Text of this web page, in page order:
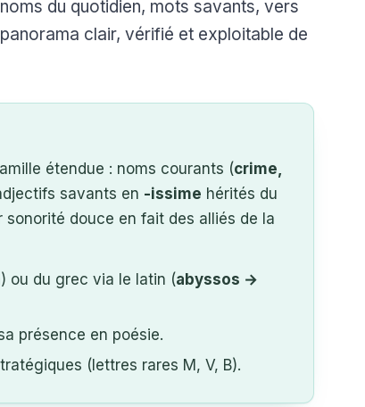
du quotidien, mots savants, vers
clair, vérifié et exploitable de
étendue : noms courants (crime,
savants en -issime hérités du
douce en fait des alliés de la
) ou du grec via le latin (abyssos →
présence en poésie.
(lettres rares M, V, B).